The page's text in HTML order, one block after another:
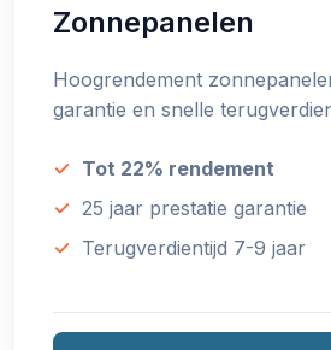
Zonnepanelen
Hoogrendement
garantie en snelle
Tot 22% rendement
25 jaar prestatie garantie
Terugverdientijd 7-9 jaar